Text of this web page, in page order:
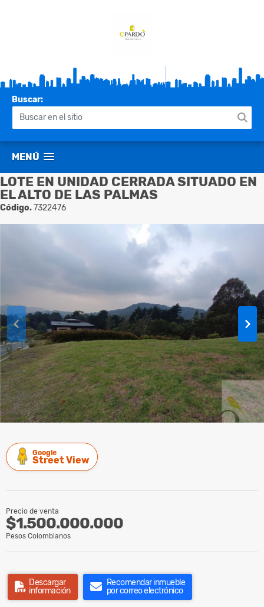
Buscar:
MENÚ
LOTE EN UNIDAD CERRADA SITUADO EN
EL ALTO DE LAS PALMAS
Código.7322476
Google
Street View
Precio de venta
$1.500.000.000
Pesos Colombianos
Descargar
información
Recomendar inmueble
por correo electrónico